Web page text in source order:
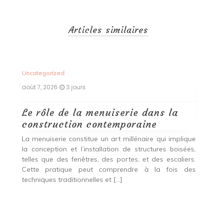
Articles similaires
Uncategorized
août 7, 2026 3 jours
Le rôle de la menuiserie dans la
construction contemporaine
La menuiserie constitue un art millénaire qui implique
la conception et l’installation de structures boisées,
telles que des fenêtres, des portes, et des escaliers.
Cette pratique peut comprendre à la fois des
techniques traditionnelles et […]